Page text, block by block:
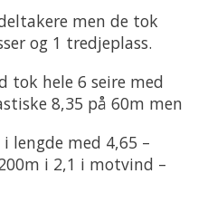
men de tok
og 1 tredjeplass.
tok hele 6 seire med
8,35 på 60m men
lengde med 4,65 –
i 2,1 i motvind –